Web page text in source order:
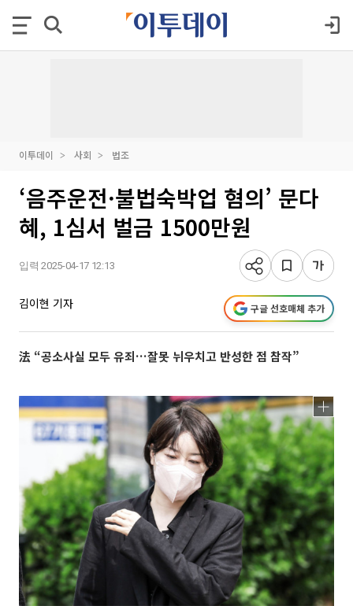
이투데이 사회 법조
‘음주운전·불법숙박업 혐의’ 문다
혜, 1심서 벌금 1500만원
입력 2025-04-17 12:13
김이현 기자 구글 선호매체 추가
法 “공소사실 모두 유죄…잘못 뉘우치고 반성한 점 참작”